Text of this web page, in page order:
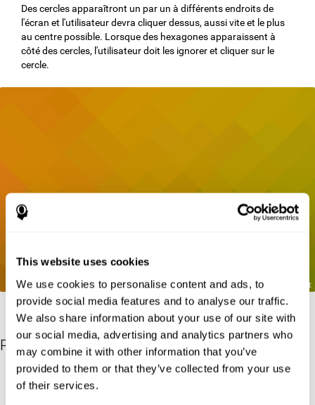
This website uses cookies
We use cookies to personalise content and ads, to
provide social media features and to analyse our traffic.
We also share information about your use of our site with
our social media, advertising and analytics partners who
may combine it with other information that you’ve
provided to them or that they’ve collected from your use
of their services.
Des cercles apparaîtront un par un à différents endroits de
l'écran et l'utilisateur devra cliquer dessus, aussi vite et le plus
au centre possible. Lorsque des hexagones apparaissent à
côté des cercles, l'utilisateur doit les ignorer et cliquer sur le
cercle.
Références
Gordon B, Caramazza A. Lexical decision for open- and closed-
class words: Failure to replicate differential frequency sensitivity.